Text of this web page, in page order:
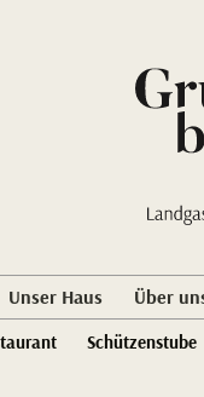
Unser Haus Über
Schützenstube